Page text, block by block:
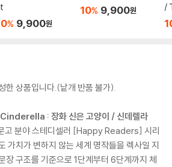
% 9,900원
10% 9,900원
/
한 상품입니다.(낱개 반품 불가).
: 장화 신은 고양이 / 신데렐라
고 분야 스테디셀러 [Happy Readers] 시리
가치가 변하지 않는 세계 명작들을 렉사일 지
장 구조를 기준으로 1단계부터 6단계까지 체